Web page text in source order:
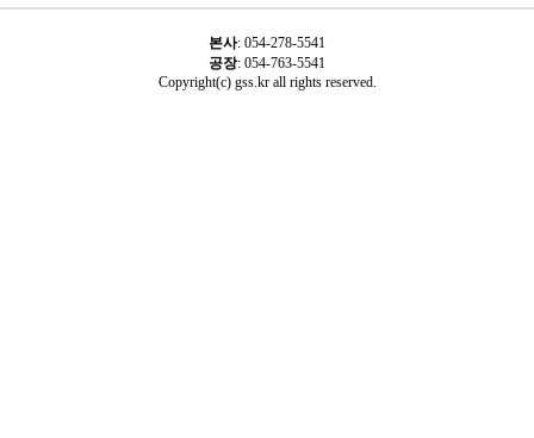
본사: 054-278-5541
공장: 054-763-5541
Copyright(c) gss.kr all rights reserved.